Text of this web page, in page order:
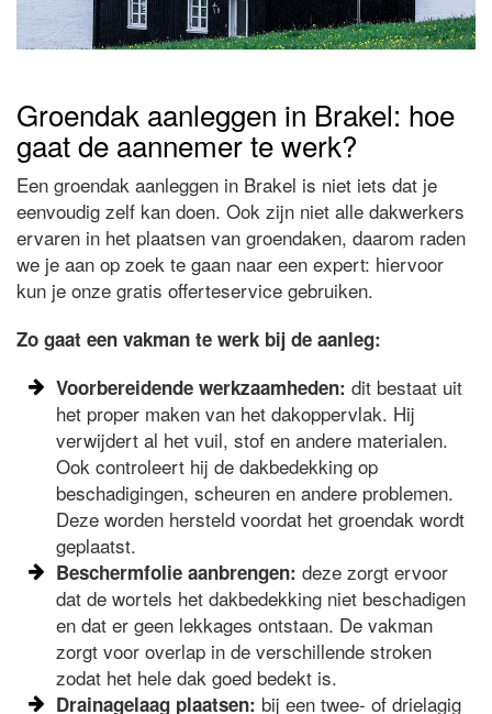
Groendak aanleggen in Brakel: hoe
gaat de aannemer te werk?
Een groendak aanleggen in Brakel is niet iets dat je
eenvoudig zelf kan doen. Ook zijn niet alle dakwerkers
ervaren in het plaatsen van groendaken, daarom raden
we je aan op zoek te gaan naar een expert: hiervoor
kun je onze gratis offerteservice gebruiken.
Zo gaat een vakman te werk bij de aanleg:
Voorbereidende werkzaamheden: dit bestaat uit
het proper maken van het dakoppervlak. Hij
verwijdert al het vuil, stof en andere materialen.
Ook controleert hij de dakbedekking op
beschadigingen, scheuren en andere problemen.
Deze worden hersteld voordat het groendak wordt
geplaatst.
Beschermfolie aanbrengen: deze zorgt ervoor
dat de wortels het dakbedekking niet beschadigen
en dat er geen lekkages ontstaan. De vakman
zorgt voor overlap in de verschillende stroken
zodat het hele dak goed bedekt is.
Drainagelaag plaatsen: bij een twee- of drielagig